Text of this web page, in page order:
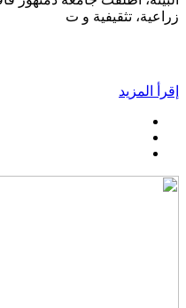
زراعية، تثقيفية و ت
إقرأ المزيد